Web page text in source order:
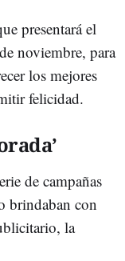
presentará el
noviembre, para
los mejores
felicidad.
de campañas
brindaban con
la